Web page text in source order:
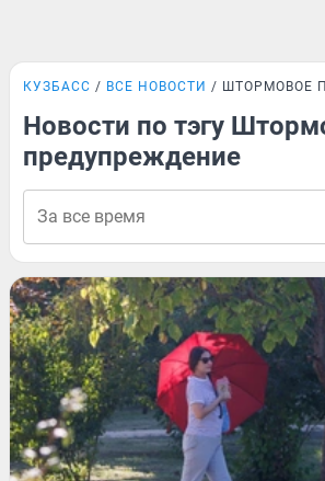
КУЗБАСС ВСЕ НОВОСТИ ШТОРМОВОЕ
Новости по тэгу
предупреждение